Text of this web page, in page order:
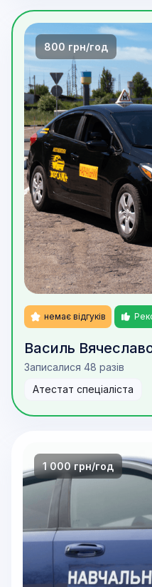
немає відгуків
Василь
Записалися 48 разів
Атестат спеціаліста
800 грн/год
1 000 грн/год